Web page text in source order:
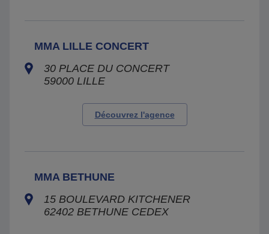
MMA LILLE CONCERT
30 PLACE DU CONCERT
59000 LILLE
Découvrez l'agence
MMA BETHUNE
15 BOULEVARD KITCHENER
62402 BETHUNE CEDEX